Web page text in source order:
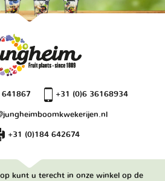
641867 +31 (0)6 36168934
+31 (0)184 642674
kunt u terecht in onze winkel op de